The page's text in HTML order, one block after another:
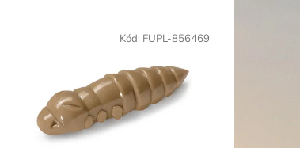
d
u
k
Kód: FUPL-856469